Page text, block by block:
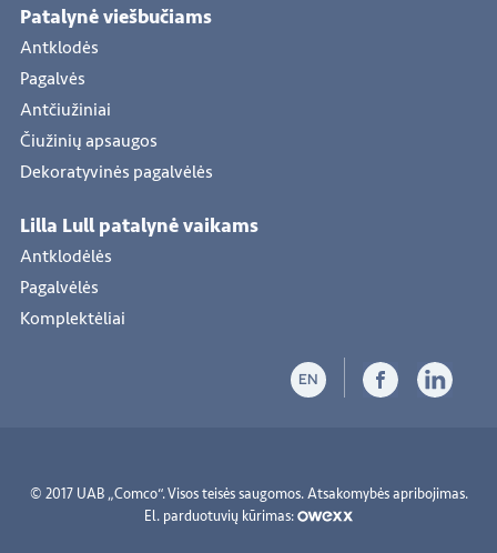
Patalynė viešbučiams
Antklodės
Pagalvės
Antčiužiniai
Čiužinių apsaugos
Dekoratyvinės pagalvėlės
Lilla Lull patalynė vaikams
Antklodėlės
Pagalvėlės
Komplektėliai
EN
© 2017 UAB „Comco“. Visos teisės saugomos.Atsakomybės apribojimas.
El. parduotuvių kūrimas: